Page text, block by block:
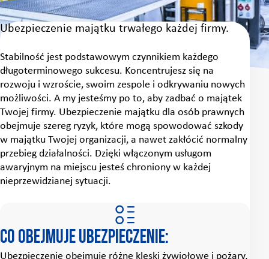
Ubezpieczenie majątku trwałego każdej firmy.
Stabilność jest podstawowym czynnikiem każdego
długoterminowego sukcesu. Koncentrujesz się na
rozwoju i wzroście, swoim zespole i odkrywaniu nowych
możliwości. A my jesteśmy po to, aby zadbać o majątek
Twojej firmy. Ubezpieczenie majątku dla osób prawnych
obejmuje szereg ryzyk, które mogą spowodować szkody
w majątku Twojej organizacji, a nawet zakłócić normalny
przebieg działalności. Dzięki włączonym usługom
awaryjnym na miejscu jesteś chroniony w każdej
nieprzewidzianej sytuacji.
Co obejmuje ubezpieczenie:
Ubezpieczenie obejmuje różne klęski żywiołowe i pożary,